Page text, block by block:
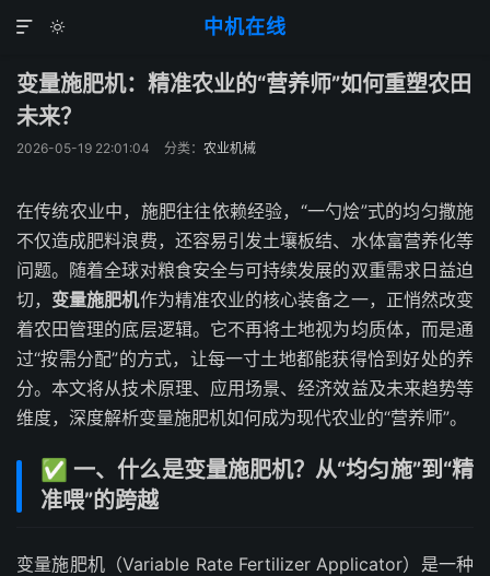
中机在线


变量施肥机：精准农业的“营养师”如何重塑农田
未来？
2026-05-19 22:01:04 分类： 农业机械
在传统农业中，施肥往往依赖经验，“一勺烩”式的均匀撒施
不仅造成肥料浪费，还容易引发土壤板结、水体富营养化等
问题。随着全球对粮食安全与可持续发展的双重需求日益迫
切， 变量施肥机作为精准农业的核心装备之一，正悄然改变
着农田管理的底层逻辑。它不再将土地视为均质体，而是通
过“按需分配”的方式，让每一寸土地都能获得恰到好处的养
分。本文将从技术原理、应用场景、经济效益及未来趋势等
维度，深度解析变量施肥机如何成为现代农业的“营养师”。
✅ 一、什么是变量施肥机？从“均匀施”到“精
准喂”的跨越
变量施肥机（Variable Rate Fertilizer Applicator）是一种